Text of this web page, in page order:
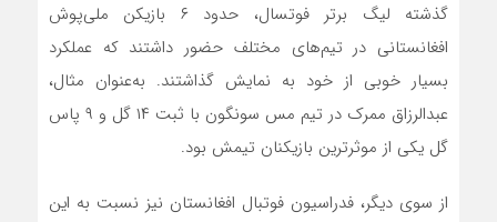
گذشته لیگ برتر فوتسال، حدود ۶ بازیکن ملی‌پوش
افغانستانی در تیم‌های مختلف حضور داشتند که عملکرد
بسیار خوبی از خود به نمایش گذاشتند. به‌عنوان مثال،
عبدالرزاق ممرک در تیم مس سونگون با ثبت ۱۴ گل و ۹ پاس
گل یکی از موثرترین بازیکنان تیمش بود.
از سوی دیگر، فدراسیون فوتبال افغانستان نیز نسبت به این